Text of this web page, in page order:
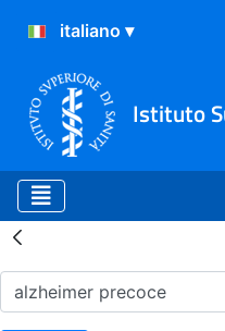
Istituto
Risultati